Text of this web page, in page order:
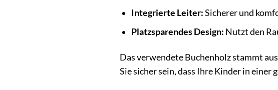
Integrierte Leiter:Sicherer und
Platzsparendes Design: Nutzt den
Das verwendete Buchenholz stammt
Sie sicher sein, dass Ihre Kinder in einer